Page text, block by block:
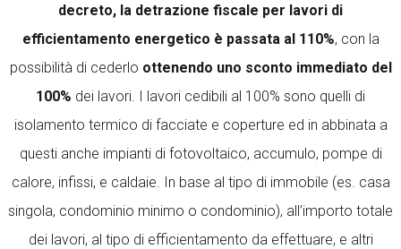
decreto, la detrazione fiscale per lavori di
efficientamento energetico è passata al 110%, con la
possibilità di cederlo ottenendo uno sconto immediato del
100% dei lavori. I lavori cedibili al 100% sono quelli di
isolamento termico di facciate e coperture ed in abbinata a
questi anche impianti di fotovoltaico, accumulo, pompe di
calore, infissi, e caldaie. In base al tipo di immobile (es. casa
singola, condominio minimo o condominio), all’importo totale
dei lavori, al tipo di efficientamento da effettuare, e altri